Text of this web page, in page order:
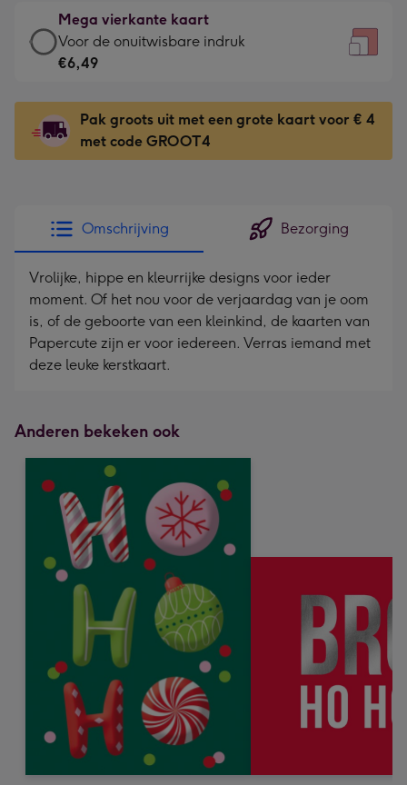
kleine
gelukwens
-
130
x
130
mm
-
€4,79
-
Meest
-
Dimensions:
167
mm
Mega vierkante kaart
Mega
vierkante
-
€6,49
-
indruk
-
Dimensions:
240
x
240
mm
Voor de onuitwisbare indruk
€6,49
Pak groots uit met een grote kaart voor € 4
met code GROOT4
Omschrijving Bezorging
Vrolijke, hippe en kleurrijke designs voor ieder
moment. Of het nou voor de verjaardag van je oom
is, of de geboorte van een kleinkind, de kaarten van
Papercute zijn er voor iedereen. Verras iemand met
deze leuke kerstkaart.
Anderen bekeken ook